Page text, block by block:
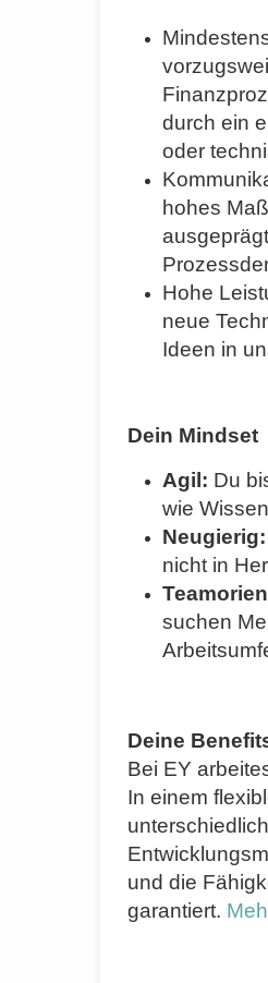
durch ein
oder
hohes
Hohe
neue
Ideen in
Dein Mindset
Agil: Du
wie
Neugierig:
nicht in
suchen
Deine
Bei EY
In einem
und die
garantiert.